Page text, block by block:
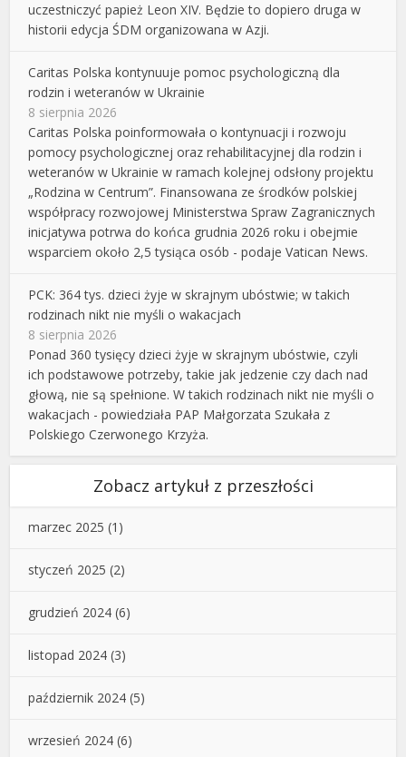
uczestniczyć papież Leon XIV. Będzie to dopiero druga w
historii edycja ŚDM organizowana w Azji.
Caritas Polska kontynuuje pomoc psychologiczną dla
rodzin i weteranów w Ukrainie
8 sierpnia 2026
Caritas Polska poinformowała o kontynuacji i rozwoju
pomocy psychologicznej oraz rehabilitacyjnej dla rodzin i
weteranów w Ukrainie w ramach kolejnej odsłony projektu
„Rodzina w Centrum”. Finansowana ze środków polskiej
współpracy rozwojowej Ministerstwa Spraw Zagranicznych
inicjatywa potrwa do końca grudnia 2026 roku i obejmie
wsparciem około 2,5 tysiąca osób - podaje Vatican News.
PCK: 364 tys. dzieci żyje w skrajnym ubóstwie; w takich
rodzinach nikt nie myśli o wakacjach
8 sierpnia 2026
Ponad 360 tysięcy dzieci żyje w skrajnym ubóstwie, czyli
ich podstawowe potrzeby, takie jak jedzenie czy dach nad
głową, nie są spełnione. W takich rodzinach nikt nie myśli o
wakacjach - powiedziała PAP Małgorzata Szukała z
Polskiego Czerwonego Krzyża.
Zobacz artykuł z przeszłości
marzec 2025 (1)
styczeń 2025 (2)
grudzień 2024 (6)
listopad 2024 (3)
październik 2024 (5)
wrzesień 2024 (6)